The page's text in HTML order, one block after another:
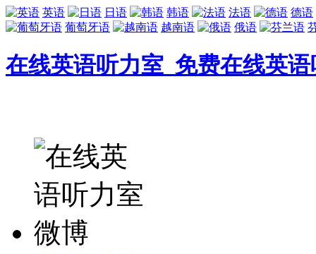
英语 日语 韩语 法语
德语
葡萄牙语
越南语 俄语
在线英语听力室_免费在线英